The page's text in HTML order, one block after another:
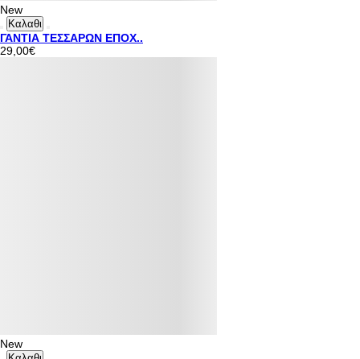
New
Καλαθι
ΓΑΝΤΙΑ ΤΕΣΣΑΡΩΝ ΕΠΟΧ..
29,00€
New